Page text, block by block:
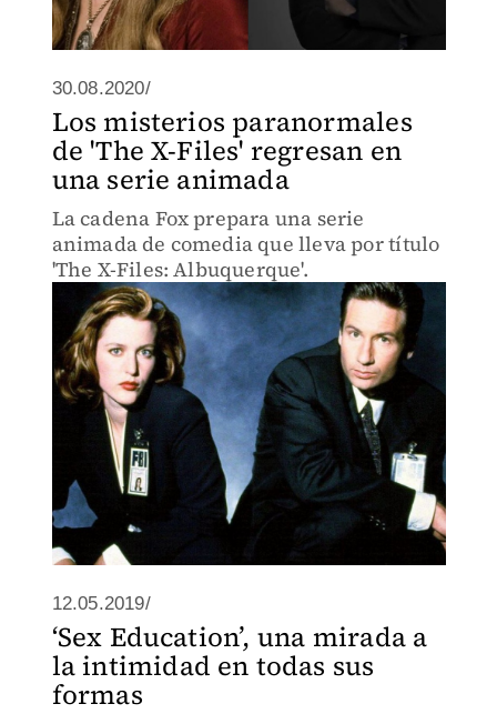
30.08.2020/
Los misterios paranormales
de 'The X-Files' regresan en
una serie animada
La cadena Fox prepara una serie
animada de comedia que lleva por título
'The X-Files: Albuquerque'.
12.05.2019/
‘Sex Education’, una mirada a
la intimidad en todas sus
formas